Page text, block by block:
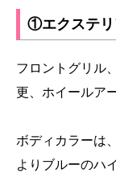
①エクステ
フロントグリル
更、ホイールア
ボディカラーは
よりブルーのハ